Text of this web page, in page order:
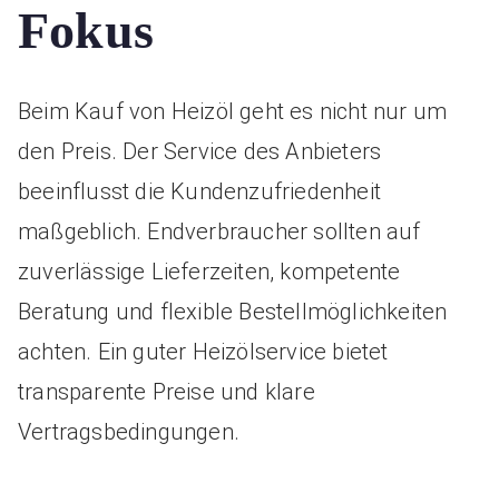
Fokus
Beim Kauf von Heizöl geht es nicht nur um
den Preis. Der Service des Anbieters
beeinflusst die Kundenzufriedenheit
maßgeblich. Endverbraucher sollten auf
zuverlässige Lieferzeiten, kompetente
Beratung und flexible Bestellmöglichkeiten
achten. Ein guter Heizölservice bietet
transparente Preise und klare
Vertragsbedingungen.